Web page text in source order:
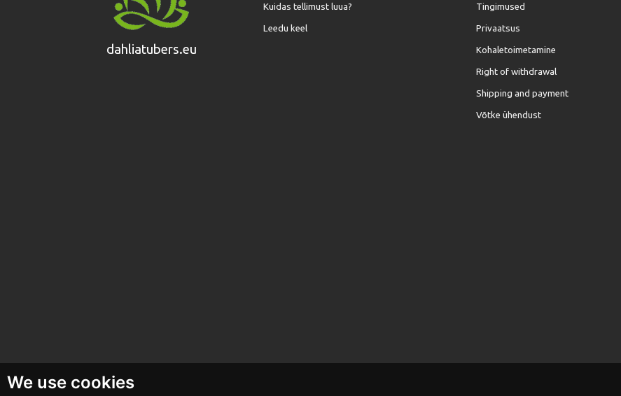
We use cookies
dahliatubers.eu
Kuidas tellimust luua?
Leedu keel
Tingimused
Privaatsus
Kohaletoimetamine
Right of withdrawal
Shipping and payment
Võtke ühendust